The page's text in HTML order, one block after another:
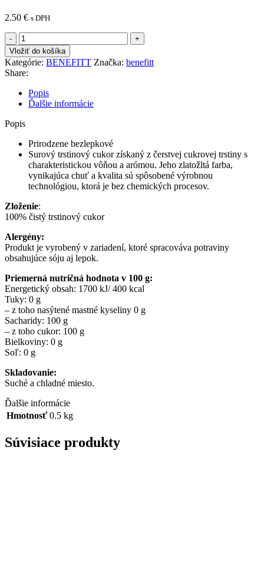
2.50 € s DPH
množstvo
BENEFITT
Trstinový
cukor
-
500G
Vložiť do košíka
Kategórie: BENEFITT Značka: benefitt
Share:
Popis
Ďalšie informácie
Popis
Prirodzene bezlepkové
Surový trstinový cukor získaný z čerstvej cukrovej trstiny s
charakteristickou vôňou a arómou. Jeho zlatožltá farba,
vynikajúca chuť a kvalita sú spôsobené výrobnou
technológiou, ktorá je bez chemických procesov.
Zloženie:
100% čistý trstinový cukor
Alergény:
Produkt je vyrobený v zariadení, ktoré spracováva potraviny
obsahujúce sóju aj lepok.
Priemerná nutričná hodnota v 100 g:
Energetický obsah: 1700 kJ/ 400 kcal
Tuky: 0 g
– z toho nasýtené mastné kyseliny 0 g
Sacharidy: 100 g
– z toho cukor: 100 g
Bielkoviny: 0 g
Soľ: 0 g
Skladovanie:
Suché a chladné miesto.
Ďalšie informácie
Hmotnosť 0.5 kg
Súvisiace produkty